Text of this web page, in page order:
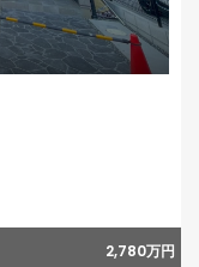
2,780万円